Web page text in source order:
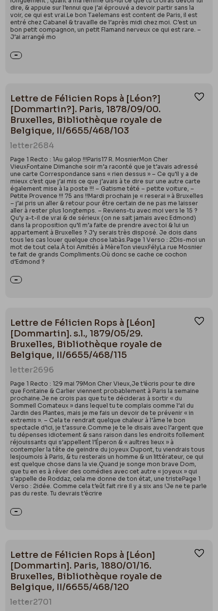
dire, & appuie sur l’ennui que j’ai éprouvé a devoir partir sans la
voir, ce qui est vrai.Le bon Taelemans est content de Paris, il est
entré chez Cabanel & travaille de l’après midi chez moi. C’est un
bon petit compagnon, un petit Flamand nerveux ce qui est rare. –
J’ai arrangé mo
Lettre de Félicien Rops à [Léon?]
[Dommartin?]. Paris, 1878/09/00.
Bruxelles, Bibliothèque royale de
Belgique, II/6655/468/103
letter2684
Page 1 Recto : 1Au galop !!!Paris17 R. MosnierMon Cher
VieuxFontaine Dimanche soir m’a raconté que je t’avais adressé
une carte Correspondance sans « rien dessus » – Ce qu’il y a de
mieux c’est que j’ai mis ce que j’avais à te dire sur une autre carte
également mise à la poste !!! – Gatisme tété – petite voiture, –
Petite Provence !!! 75 ans !!Mardi prochain je « reserai » à Bruxelles
– j’ai pris un aller & retour pour être certain de ne pas me laisser
aller à rester plus longtemps. – Reviens-tu avec moi vers le 15 ?
Qu’y a-t-il de vrai & de sérieux (on ne sait jamais avec Edmond)
dans la proposition qu’il m’a faite de prendre avec toi & lui un
appartement à Bruxelles ? J’y serais très disposé. Je dois dans
tous les cas louer quelque chose labàs.Page 1 Verso : 2Dis-moi un
mot de tout cela.À toi Amitiés à MèreTon vieuxFélyLa rue Mosnier
te fait de grands Compliments.Où donc se cache ce cochon
d’Edmond ?
Lettre de Félicien Rops à [Léon]
[Dommartin]. s.l., 1879/05/29.
Bruxelles, Bibliothèque royale de
Belgique, II/6655/468/115
letter2696
Page 1 Recto : 129 mai 79Mon Cher Vieux,Je t’écris pour te dire
que Fontaine & Carlier viennent probablement à Paris la semaine
prochaine.Je ne crois pas que tu te décideras à sortir « du
Sommeil Comateux » dans lequel tu te complais comme l’aï du
Jardin des Plantes, mais je me fais un devoir de te prévenir « in
extremis ». – Cela te rendrait quelque chaleur à l’âme le bon
spectacle d’ici, je t’assure.Comme je te le disais avec l’argent que
tu dépenses idiotement & sans raison dans les endroits follement
réjouissants qui s’appellent l’Éperon & « aultres lieux » à
contempler la tête de geindre du joyeux Dupont, tu viendrais tous
lesjoumois à Paris, & tu resterais un homme & un littérateur, ce qui
est quelque chose dans la vie.Quand je songe mon brave Dom,
que tu en es à rêver des comédies avec cet autre « joyeux » qui
s’appelle de Roddaz, cela me donne de ton état, une tristePage 1
Verso : 2idée. Comme cela t’eût fait rire il y a six ans !Je ne te parle
pas du reste. Tu devrais t’écrire
Lettre de Félicien Rops à [Léon]
[Dommartin]. Paris, 1880/01/16.
Bruxelles, Bibliothèque royale de
Belgique, II/6655/468/120
letter2701